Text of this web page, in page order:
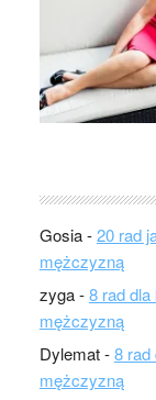
Gosia-20 rad
mężczyzną
zyga-8 rad
mężczyzną
Dylemat-8 rad
mężczyzną